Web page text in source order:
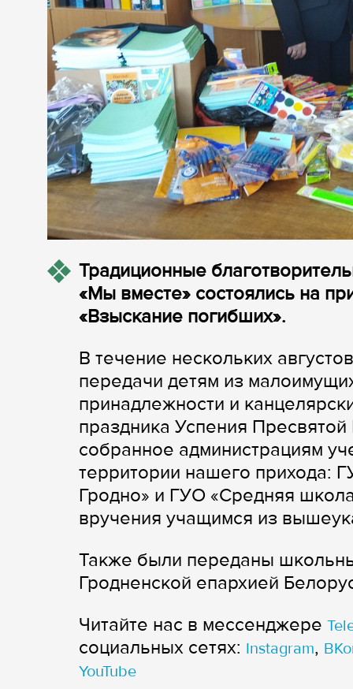
Традиционные
«Мы вместе» состоялись на
«Взыскание погибших».
В течение нескольких
передачи детям из
принадлежности и
праздника Успения
собранное администрациям
территории нашего прихода:
Гродно» и ГУО «Средняя
вручения учащимся из
Также были переданы
Гродненской епархией
Читайте нас в мессенджере
cоциальных сетях: Instagram,
YouTube